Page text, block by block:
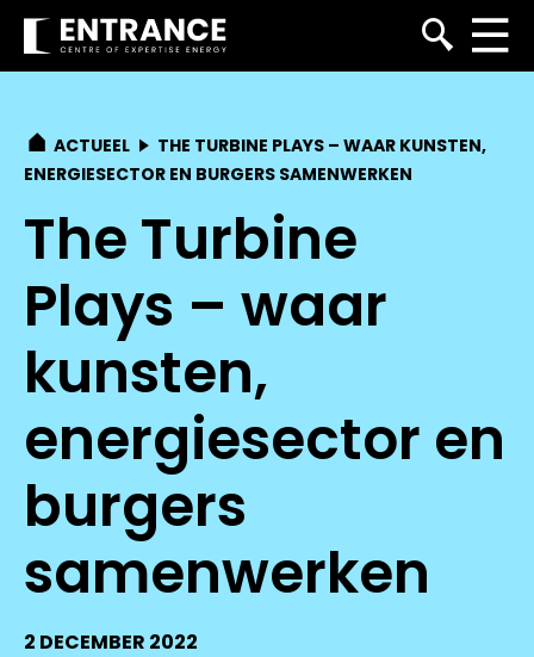
ACTUEEL
THE TURBINE PLAYS – WAAR KUNSTEN,
ENERGIESECTOR EN BURGERS SAMENWERKEN
The Turbine
Plays – waar
kunsten,
energiesector en
burgers
samenwerken
2 DECEMBER 2022